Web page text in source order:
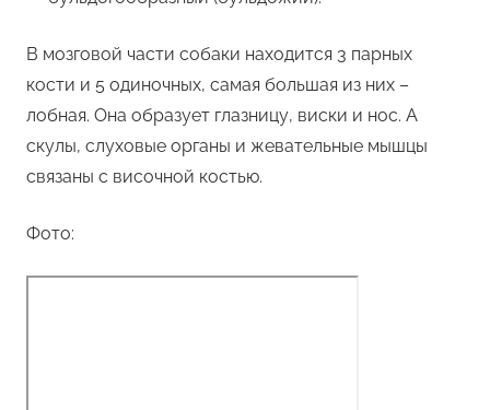
В мозговой части собаки находится 3 парных
кости и 5 одиночных, самая большая из них –
лобная. Она образует глазницу, виски и нос. А
скулы, слуховые органы и жевательные мышцы
связаны с височной костью.
Фото: